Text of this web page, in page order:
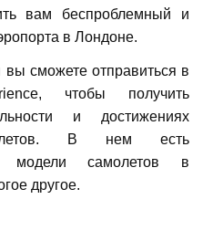
вам беспроблемный и
в Лондоне.
вы сможете отправиться в
чтобы получить
и достижениях
В нем есть
модели самолетов в
другое.